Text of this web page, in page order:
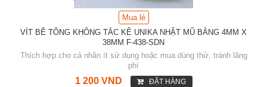
Mua lẻ
VÍT BÊ TÔNG KHÔNG TẮC KÊ UNIKA NHẬT MŨ BẰNG 4MM X
38MM F-438-SDN
Thích hợp cho cá nhân ít sử dụng hoặc mua dùng thử, tránh lãng
phí
1 200 VND ĐẶT HÀNG